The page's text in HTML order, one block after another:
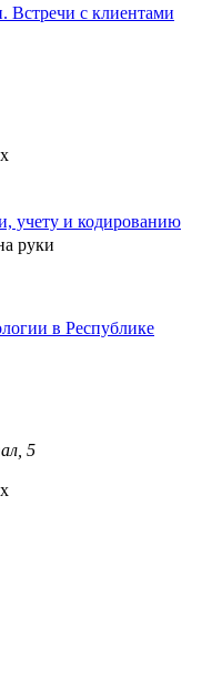
Встречи с клиентами
учету и кодированию
руки
в Республике
5